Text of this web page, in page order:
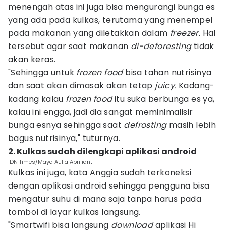
menengah atas ini juga bisa mengurangi bunga es
yang ada pada kulkas, terutama yang menempel
pada makanan yang diletakkan dalam freezer. Hal
tersebut agar saat makanan di-deforestingtidak
akan keras.
"Sehingga untuk frozen foodbisa tahan nutrisinya
dan saat akan dimasak akan tetap juicy. Kadang-
kadang kalau frozen fooditu suka berbunga es ya,
kalau ini engga, jadi dia sangat meminimalisir
bunga esnya sehingga saat defrostingmasih lebih
bagus nutrisinya," tuturnya.
2. Kulkas sudah dilengkapi aplikasi android
IDN Times/Maya Aulia Aprilianti
Kulkas ini juga, kata Anggia sudah terkoneksi
dengan aplikasi android sehingga pengguna bisa
mengatur suhu di mana saja tanpa harus pada
tombol di layar kulkas langsung.
"Smartwifi bisa langsung downloadaplikasi Hi